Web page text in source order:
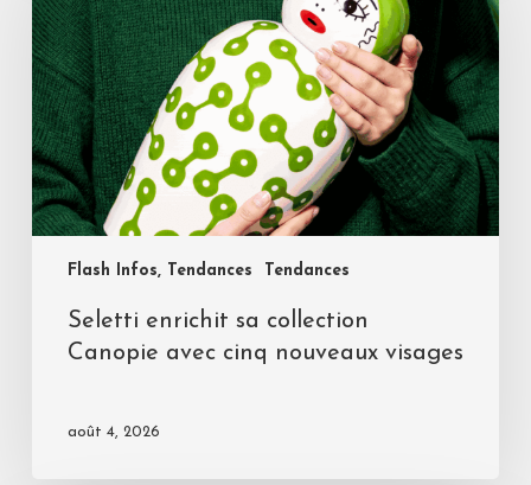
Flash Infos, Tendances Tendances
Seletti enrichit sa collection
Canopie avec cinq nouveaux visages
août 4, 2026